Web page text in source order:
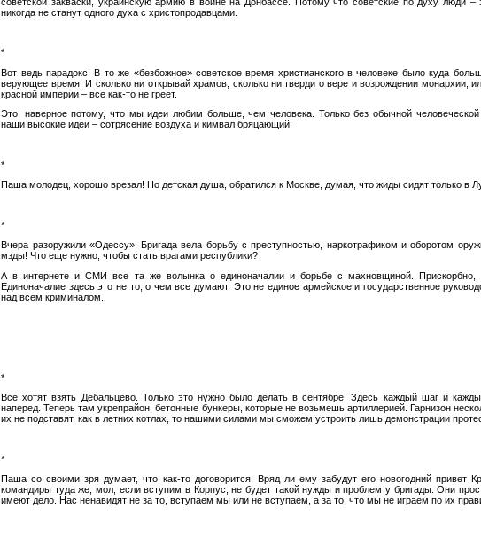
никогда не станут одного духа с христопродавцами.
*
Вот ведь парадокс! В то же «безбожное» советское время христианского в человеке было куда
верующее время. И сколько ни открывай храмов, сколько ни тверди о вере и возрождении монархии,
красной империи – все как-то не греет.
Это, наверное потому, что мы идеи любим больше, чем человека. Только без обычной человеческой
наши высокие идеи – сотрясение воздуха и кимвал бряцающий.
*
Паша молодец, хорошо врезал! Но детская душа, обратился к Москве, думая, что жиды сидят только в
*
Вчера разоружили «Одессу». Бригада вела борьбу с преступностью, наркотрафиком и оборотом
мзды! Что еще нужно, чтобы стать врагами республики?
А в интернете и СМИ все та же волынка о единоначалии и борьбе с махновщиной. Прискорбно,
Единоначалие здесь это не то, о чем все думают. Это не единое армейское и государственное
над всем криминалом.
*
Все хотят взять Дебальцево. Только это нужно было делать в сентябре. Здесь каждый шаг и
наперед. Теперь там укрепрайон, бетонные бункеры, которые не возьмешь артиллерией. Гарнизон
их не подставят, как в летних котлах, то нашими силами мы сможем устроить лишь демонстрации
*
Паша со своими зря думает, что как-то договорится. Вряд ли ему забудут его новогодний привет
командиры туда же, мол, если вступим в Корпус, не будет такой нужды и проблем у бригады. Они
имеют дело. Нас ненавидят не за то, вступаем мы или не вступаем, а за то, что мы не играем по их